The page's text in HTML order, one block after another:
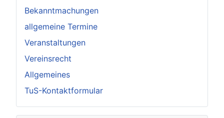
Bekanntmachungen
allgemeine Termine
Veranstaltungen
Vereinsrecht
Allgemeines
TuS-Kontaktformular